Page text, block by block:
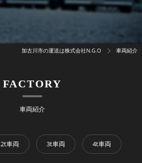
加古川市の運送は株式会社N.G.O 車両紹介
FACTORY
車両紹介
2t車両 3t車両 4t車両